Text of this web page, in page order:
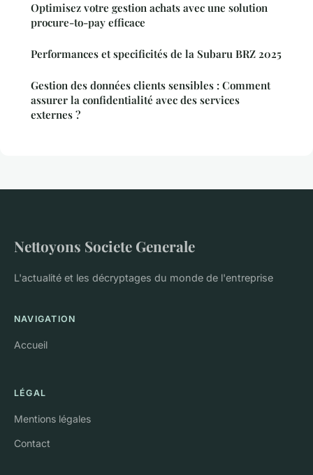
Optimisez votre gestion achats avec une solution
procure-to-pay efficace
Performances et specificités de la Subaru BRZ 2025
Gestion des données clients sensibles : Comment
assurer la confidentialité avec des services
externes ?
Nettoyons Societe Generale
L'actualité et les décryptages du monde de l'entreprise
NAVIGATION
Accueil
LÉGAL
Mentions légales
Contact